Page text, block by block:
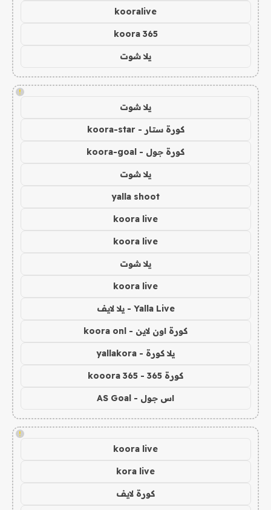
kooralive
koora 365
يلا شوت
!
يلا شوت
كورة ستار - koora-star
كورة جول - koora-goal
يلا شوت
yalla shoot
koora live
koora live
يلا شوت
koora live
Yalla Live - يلا لايف
كورة اون لاين - koora onl
يلا كورة - yallakora
كورة 365 - kooora 365
اس جول - AS Goal
!
koora live
kora live
كورة لايف